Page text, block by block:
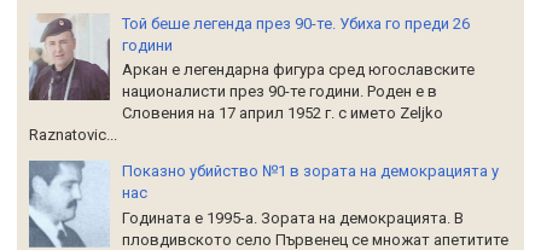
Той беше легенда през 90-те. Убиха го преди 26
години
Аркан е легендарна фигура сред югославските
националисти през 90-те години. Роден е в
Словения на 17 април 1952 г. с името Zeljko
Raznatoviс...
Показно убийство №1 в зората на демокрацията у
нас
Годината е 1995-а. Зората на демокрацията. В
пловдивското село Първенец се множат апетитите